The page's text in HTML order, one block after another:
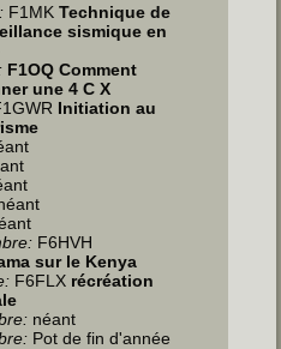
F1MKTechnique de
sismique en
F1OQ Comment
une 4 C X
Initiation au
F6HVH
sur le Kenya
F6FLX récréation
néant
Pot de fin d'année